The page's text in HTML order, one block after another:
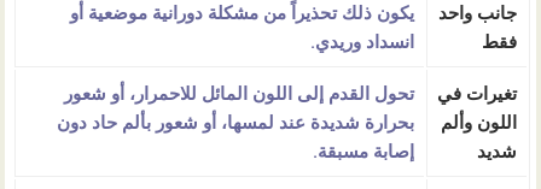
جانب واحد
فقط
يكون ذلك تحذيراً من مشكلة دورانية موضعية أو
انسداد وريدي.
تغيرات في
اللون وألم
شديد
تحول القدم إلى اللون المائل للاحمرار، أو شعور
بحرارة شديدة عند لمسها، أو شعور بألم حاد دون
إصابة مسبقة.